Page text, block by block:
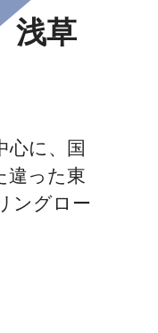
浅草
心に、国
違った東
ングロー